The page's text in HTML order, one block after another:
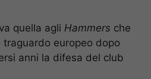
quella agli Hammers che
europeo dopo
anni la difesa del club